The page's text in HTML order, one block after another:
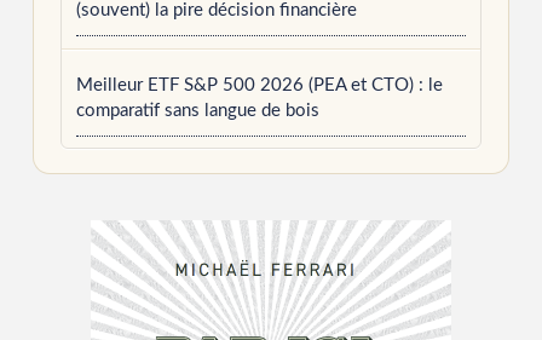
(souvent) la pire décision financière
Meilleur ETF S&P 500 2026 (PEA et CTO) : le
comparatif sans langue de bois